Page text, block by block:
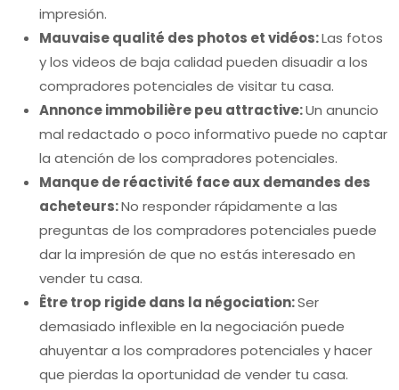
impresión.
Mauvaise qualité des photos et vidéos:Las fotos
y los videos de baja calidad pueden disuadir a los
compradores potenciales de visitar tu casa.
Annonce immobilière peu attractive:Un anuncio
mal redactado o poco informativo puede no captar
la atención de los compradores potenciales.
Manque de réactivité face aux demandes des
acheteurs:No responder rápidamente a las
preguntas de los compradores potenciales puede
dar la impresión de que no estás interesado en
vender tu casa.
Être trop rigide dans la négociation:Ser
demasiado inflexible en la negociación puede
ahuyentar a los compradores potenciales y hacer
que pierdas la oportunidad de vender tu casa.